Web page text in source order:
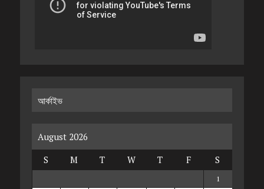
আর্কাইভ
August 2026
S
M T W T F S
1